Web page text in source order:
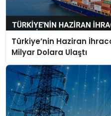
Türkiye’nin Haziran
Milyar Dolara Ulaştı